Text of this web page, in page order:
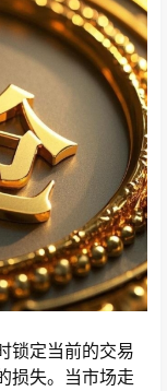
锁定当前的交易
损失。当市场走